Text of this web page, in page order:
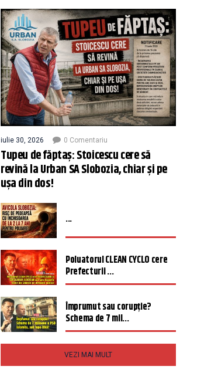
iulie 30, 2026 0 Comentariu
Tupeu de făptaș: Stoicescu cere să
revină la Urban SA Slobozia, chiar și pe
ușa din dos!
...
Poluatorul CLEAN CYCLO cere
Prefecturii ...
Împrumut sau corupție?
Schema de 7 mil...
VEZI MAI MULT